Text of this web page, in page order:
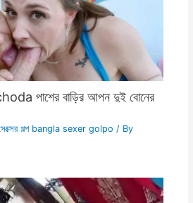
পাশের বাড়ির আপন দুই বোনের
গল্প bangla sexer golpo / By